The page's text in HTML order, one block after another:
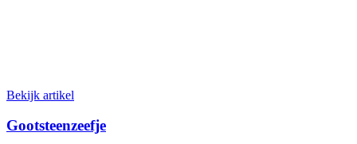
Bekijk artikel
Gootsteenzeefje